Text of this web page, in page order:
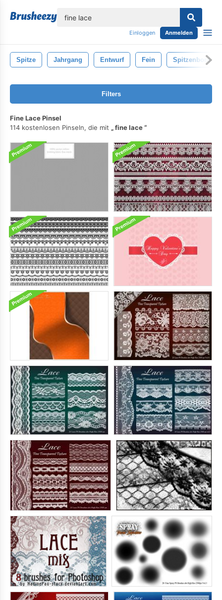
Einloggen Anmelden
Spitze Jahrgang Entwurf Fein Spitzenbordüre
Filters
Fine Lace Pinsel
114 kostenlosen Pinseln, die mit
fine lace